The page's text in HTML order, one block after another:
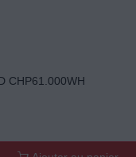
CHP61.000WH